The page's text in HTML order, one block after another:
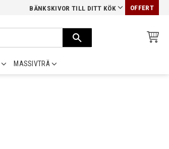
BÄNKSKIVOR TILL DITT KÖK OFFERT
MASSIVTRÄ